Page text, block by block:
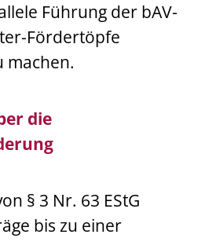
Führung der bAV-
Fördertöpfe
machen.
die
§ 3 Nr. 63 EStG
bis zu einer